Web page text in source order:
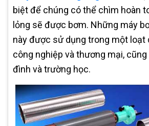
biệt để chúng có thể chìm hoàn
lỏng sẽ được bơm. Những máy
này được sử dụng trong một loạt
công nghiệp và thương mại,
đình và trường học.